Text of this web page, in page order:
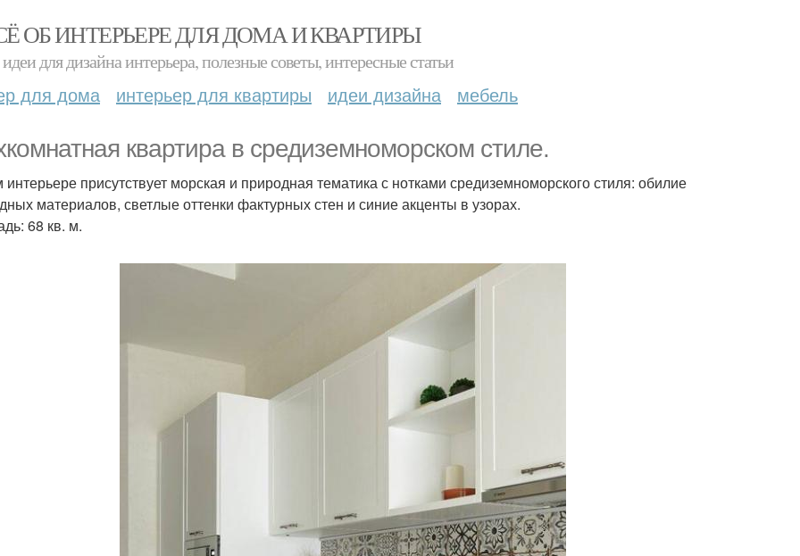
ОБ ИНТЕРЬЕРЕ ДЛЯ ДОМА И КВАРТИРЫ
для дизайна интерьера, полезные советы, интересные статьи
для дома интерьер для квартиры идеи дизайна мебель
квартира в средиземноморском стиле.
интерьере присутствует морская и природная тематика с нотками средиземноморского стиля: обилие
материалов, светлые оттенки фактурных стен и синие акценты в узорах.
68 кв. м.